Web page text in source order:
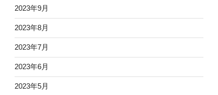
2023年9月
2023年8月
2023年7月
2023年6月
2023年5月